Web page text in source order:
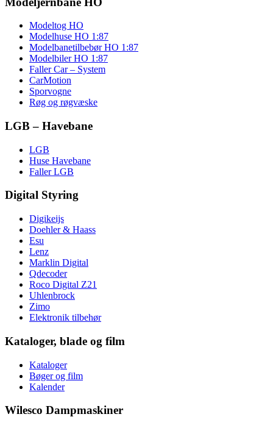
Modeltog HO
Modelhuse HO 1:87
Modelbanetilbebør HO 1:87
Modelbiler HO 1:87
Faller Car – System
CarMotion
Sporvogne
Røg og røgvæske
LGB – Havebane
LGB
Huse Havebane
Faller LGB
Digital Styring
Digikeijs
Doehler & Haass
Esu
Lenz
Marklin Digital
Qdecoder
Roco Digital Z21
Uhlenbrock
Zimo
Elektronik tilbehør
Kataloger, blade og film
Kataloger
Bøger og film
Kalender
Wilesco Dampmaskiner